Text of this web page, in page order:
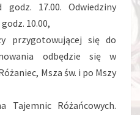
17.00. Odwiedziny
10.00,
przygotowującej się do
odbędzie się w
Msza św. i po Mszy
Różańcowych.